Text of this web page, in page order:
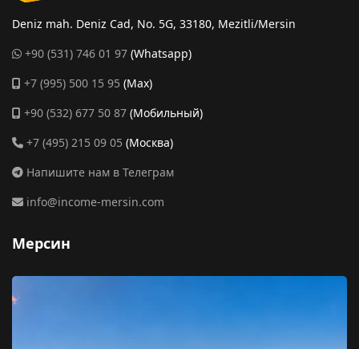
Deniz mah. Deniz Cad, No. 5G, 33180, Mezitli/Mersin
+90 (531) 746 01 97 (Whatsapp)
+7 (995) 500 15 95 (Max)
+90 (532) 677 50 87 (Мобильный)
+7 (495) 215 09 05 (Москва)
Напишите нам в Телеграм
info@income-mersin.com
Мерсин